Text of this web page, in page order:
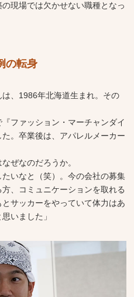
現場では欠かせない職種となっ
の転身
、1986年北海道生まれ。その
ファッション・マーチャンダイ
。卒業後は、アパレルメーカー
ぜなのだろうか。
たいなと（笑）。今の会社の募集
、コミュニケーションを取れる
サッカーをやっていて体力はあ
いました」